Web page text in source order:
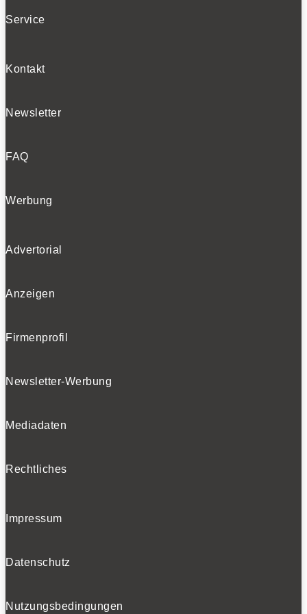
Service
Kontakt
Newsletter
FAQ
Werbung
Advertorial
Anzeigen
Firmenprofil
Newsletter-Werbung
Mediadaten
Rechtliches
Impressum
Datenschutz
Nutzungsbedingungen